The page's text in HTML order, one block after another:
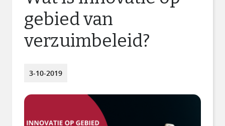
gebied van
verzuimbeleid?
3-10-2019